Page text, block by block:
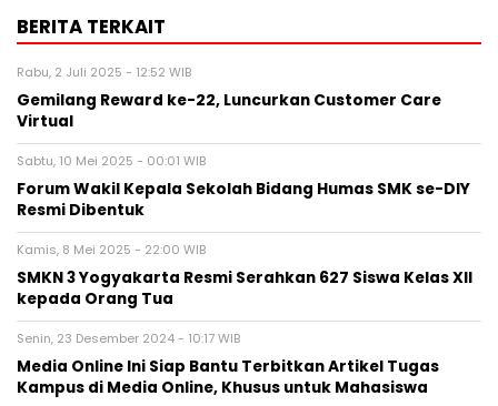
BERITA TERKAIT
Rabu, 2 Juli 2025 - 12:52 WIB
Gemilang Reward ke-22, Luncurkan Customer Care
Virtual
Sabtu, 10 Mei 2025 - 00:01 WIB
Forum Wakil Kepala Sekolah Bidang Humas SMK se-DIY
Resmi Dibentuk
Kamis, 8 Mei 2025 - 22:00 WIB
SMKN 3 Yogyakarta Resmi Serahkan 627 Siswa Kelas XII
kepada Orang Tua
Senin, 23 Desember 2024 - 10:17 WIB
Media Online Ini Siap Bantu Terbitkan Artikel Tugas
Kampus di Media Online, Khusus untuk Mahasiswa